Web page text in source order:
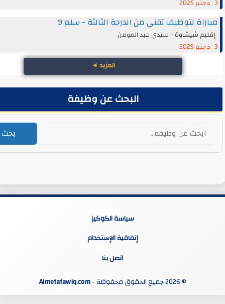
لتوظيف تقني من الدرجة الثالثة - سلم 9
شيشاوة - سيدي عبد المومن
◄
البحث عن وظيفة
سياسة الكوكيز
إتفاقية الإستخدام
اتصل بنا
Almotafawiq.com